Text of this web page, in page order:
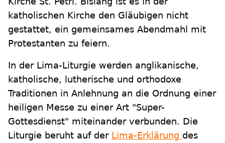
katholischen Kirche den Gläubigen nicht
gestattet, ein gemeinsames Abendmahl mit
Protestanten zu feiern.
In der Lima-Liturgie werden anglikanische,
katholische, lutherische und orthodoxe
Traditionen in Anlehnung an die Ordnung einer
heiligen Messe zu einer Art "Super-
Gottesdienst" miteinander verbunden. Die
Liturgie beruht auf der Lima-Erklärung des